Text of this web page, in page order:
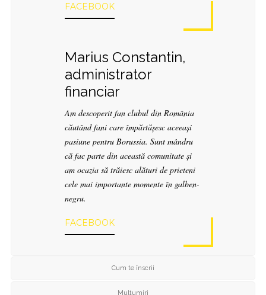
FACEBOOK
Marius Constantin,
administrator
financiar
Am descoperit fan clubul din România
căutând fani care împărtășesc aceeași
pasiune pentru Borussia. Sunt mândru
că fac parte din această comunitate și
am ocazia să trăiesc alături de prieteni
cele mai importante momente în galben-
negru.
FACEBOOK
Cum te înscrii
Mulțumiri